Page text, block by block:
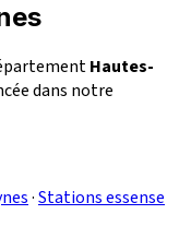
Hautes-
dans notre
·Stations essense